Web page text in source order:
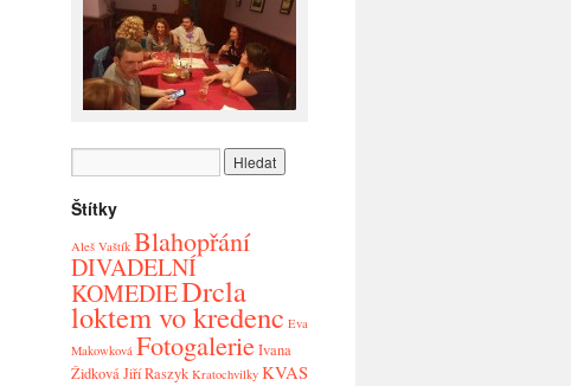
Štítky
Aleš Vaštík Blahopřání
DIVADELNÍ
KOMEDIEDrcla
loktem vo kredenc Eva
Makowková FotogalerieIvana
ŽidkováJiří Raszyk Kratochvilky KVAS